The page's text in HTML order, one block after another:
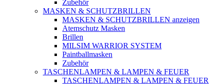
Zubehör
MASKEN & SCHUTZBRILLEN
MASKEN & SCHUTZBRILLEN anzeigen
Atemschutz Masken
Brillen
MILSIM WARRIOR SYSTEM
Paintballmasken
Zubehör
TASCHENLAMPEN & LAMPEN & FEUER
TASCHENLAMPEN & LAMPEN & FEUER